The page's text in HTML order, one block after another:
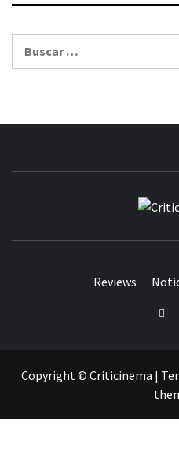
Reviews
Copyright © Criticinema |